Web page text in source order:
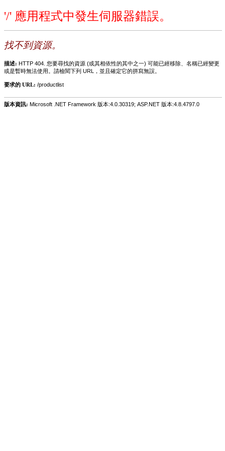
'/' 應用程式中發生伺服器錯誤。
找不到資源。
描述: HTTP 404. 您要尋找的資源 (或其相依性的其中之一) 可能已經移除、名稱已經變更
或是暫時無法使用。請檢閱下列 URL，並且確定它的拼寫無誤。
要求的 URL: /productlist
版本資訊: Microsoft .NET Framework 版本:4.0.30319; ASP.NET 版本:4.8.4797.0